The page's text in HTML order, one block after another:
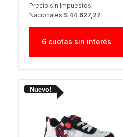
Precio sin Impuestos
Nacionales $ 44.627,27
6 cuotas sin interés